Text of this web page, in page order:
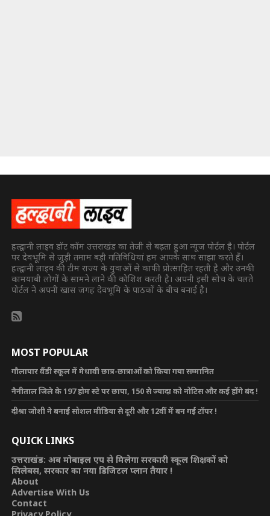
हल्द्वानी लाइव डॉट कॉम उत्तराखंड का तेजी से बढ़ता हुआ न्यूज पोर्टल है। पोर्टल
पर देवभूमि से जुड़ी तमाम बड़ी गतिविधियां हम आपके साथ साझा करते हैं।
हल्द्वानी लाइव की टीम राज्य के युवाओं से काफी प्रोत्साहित रहती है और उनकी
कामयाबी लोगों के सामने लाने की कोशिश करती है। अपनी इसी सोच के चलते
पोर्टल ने अपनी खास जगह देवभूमि के पाठकों के बीच बनाई है।
MOST POPULAR
गौलापार वैंडी स्कूल में मेधावी छात्र-छात्राओं को किया गया सम्मानित
नैनीताल जिले के 197 होम स्टे पर छापा, 150 से ज्यादा को नोटिस और कई होंगे बंद !
दीश्रा जोशी ने बनाई सोशल मीडिया से दूरी और 12वीं में बन गई टॉपर !
QUICK LINKS
उत्तराखंड: अब मोबाइल एप से मिलेगा सरकारी स्कूल शिक्षकों को
सिलेबस, सरकार का नया डिजिटल प्लान तैयार !
About
Advertise With Us
Contact